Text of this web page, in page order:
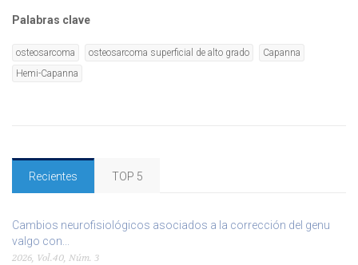
Palabras clave
osteosarcoma osteosarcoma superficial de alto grado
Capanna
Hemi-Capanna
Recientes TOP 5
Cambios neurofisiológicos asociados a la corrección del genu
valgo con...
2026, Vol.40, Núm. 3